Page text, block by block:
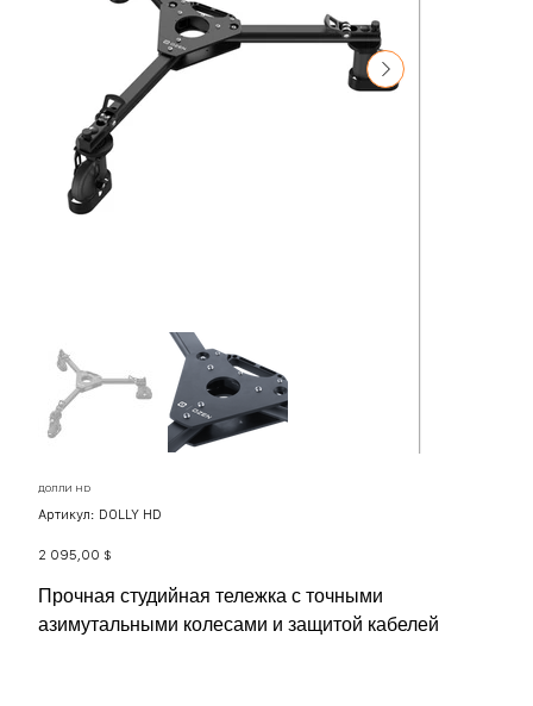
ДОЛЛИ HD
Артикул: Артикул:
DOLLY
DOLLY HD
Цена
2 095,00 $
Прочная студийная тележка с точными
азимутальными колесами и защитой кабелей